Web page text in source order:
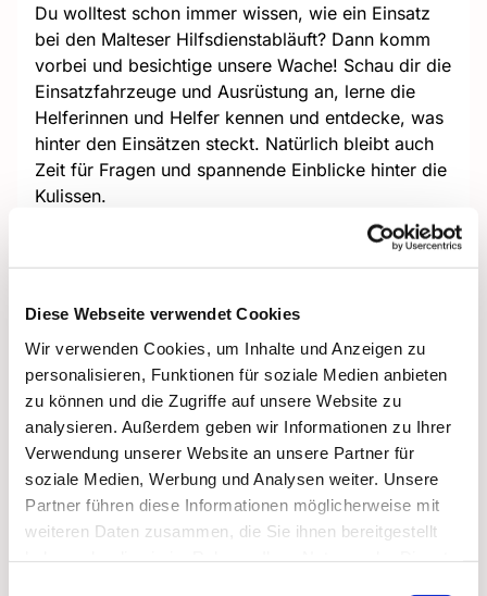
Diese Webseite verwendet Cookies
Wir verwenden Cookies, um Inhalte und Anzeigen zu
personalisieren, Funktionen für soziale Medien anbieten
zu können und die Zugriffe auf unsere Website zu
analysieren. Außerdem geben wir Informationen zu Ihrer
Verwendung unserer Website an unsere Partner für
soziale Medien, Werbung und Analysen weiter. Unsere
Partner führen diese Informationen möglicherweise mit
weiteren Daten zusammen, die Sie ihnen bereitgestellt
Du wolltest schon immer wissen, wie ein Einsatz
bei den Malteser Hilfsdienstabläuft? Dann komm
vorbei und besichtige unsere Wache! Schau dir die
Einsatzfahrzeuge und Ausrüstung an, lerne die
Helferinnen und Helfer kennen und entdecke, was
hinter den Einsätzen steckt. Natürlich bleibt auch
Zeit für Fragen und spannende Einblicke hinter die
Kulissen.
der Wache.